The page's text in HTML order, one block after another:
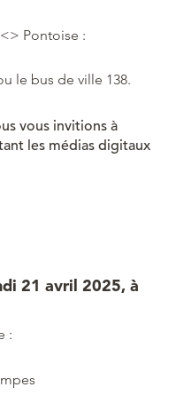
Pontoise :
le bus de ville 138.
vous invitions à
les médias digitaux
21 avril 2025, à
: